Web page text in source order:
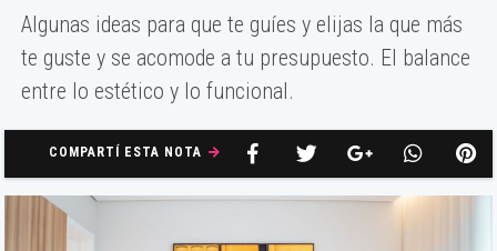
Algunas ideas para que te guíes y elijas la que más
te guste y se acomode a tu presupuesto. El balance
entre lo estético y lo funcional.
COMPARTÍ ESTA NOTA